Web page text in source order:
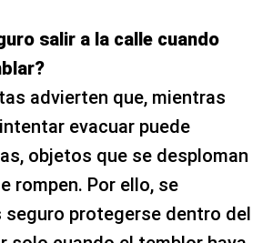
salir a la calle cuando
advierten que, mientras
evacuar puede
objetos que se desploman
rompen. Por ello, se
seguro protegerse dentro del